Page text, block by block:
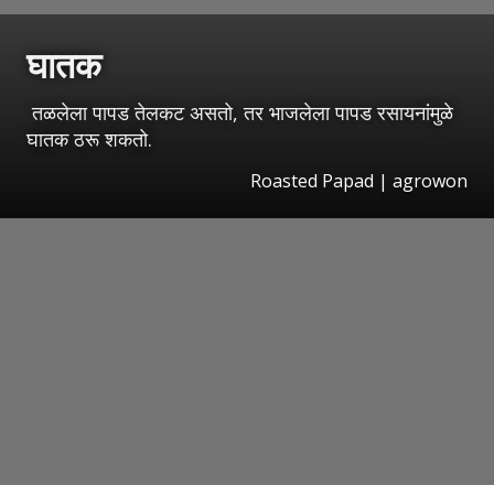
घातक
तळलेला पापड तेलकट असतो, तर भाजलेला पापड रसायनांमुळे
घातक ठरू शकतो.
Roasted Papad | agrowon